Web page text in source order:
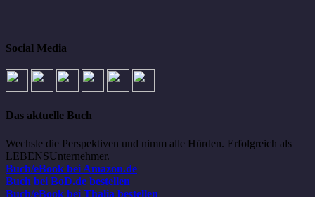
Social Media
Das aktuelle Buch
Wechsle die Perspektiven und nimm alle Hürden. Erfolgreich als
LEBENSUnternehmer.
Buch/eBook bei Amazon.de
Buch bei BoD.de bestellen
Buch/eBook bei Thalia bestellen